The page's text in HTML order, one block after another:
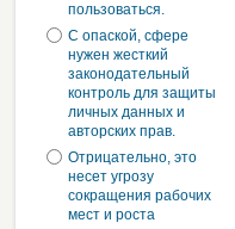
пользоваться.
С опаской, сфере
нужен жесткий
законодательный
контроль для защиты
личных данных и
авторских прав.
Отрицательно, это
несет угрозу
сокращения рабочих
мест и роста